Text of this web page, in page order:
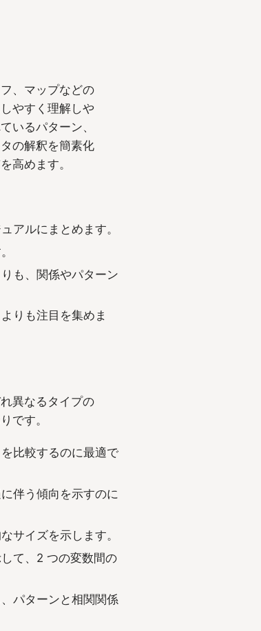
、マップなどの
やすく理解しや
いるパターン、
の解釈を簡素化
高めます。
アルにまとめます。
も、関係やパターン
りも注目を集めま
異なるタイプの
です。
比較するのに最適で
伴う傾向を示すのに
サイズを示します。
て、2 つの変数間の
パターンと相関関係